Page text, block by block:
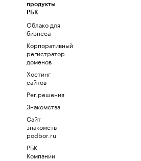
продукты
РБК
Облако для
бизнеса
Корпоративный
регистратор
доменов
Хостинг
сайтов
Рег.решения
Знакомства
Сайт
знакомств
podbor.ru
РБК
Компании